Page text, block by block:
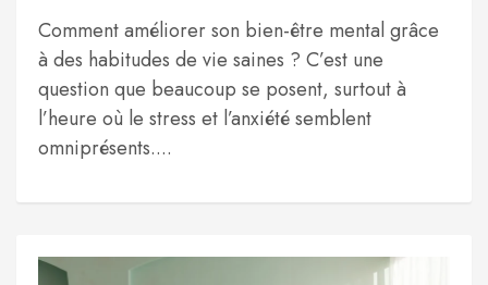
Comment améliorer son bien-être mental grâce
à des habitudes de vie saines ? C’est une
question que beaucoup se posent, surtout à
l’heure où le stress et l’anxiété semblent
omniprésents....